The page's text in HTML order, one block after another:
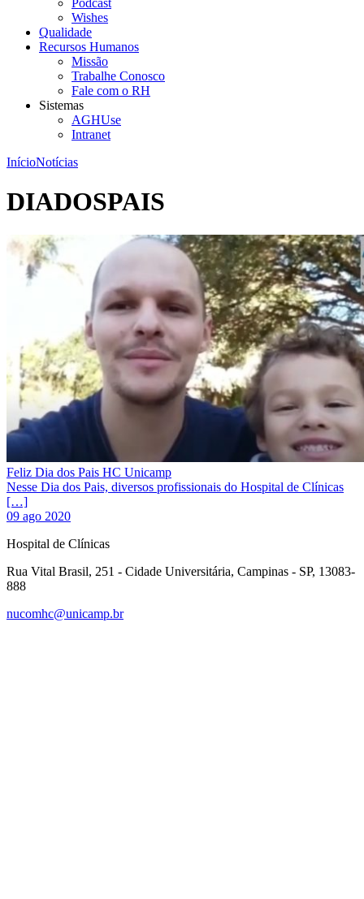
Podcast
Wishes
Qualidade
Recursos Humanos
Missão
Trabalhe Conosco
Fale com o RH
Sistemas
AGHUse
Intranet
InícioNotícias
DIADOSPAIS
Feliz Dia dos Pais HC Unicamp
Nesse Dia dos Pais, diversos profissionais do Hospital de Clínicas
[…]
09 ago 2020
Hospital de Clínicas
Rua Vital Brasil, 251 - Cidade Universitária, Campinas - SP, 13083-
888
nucomhc@unicamp.br